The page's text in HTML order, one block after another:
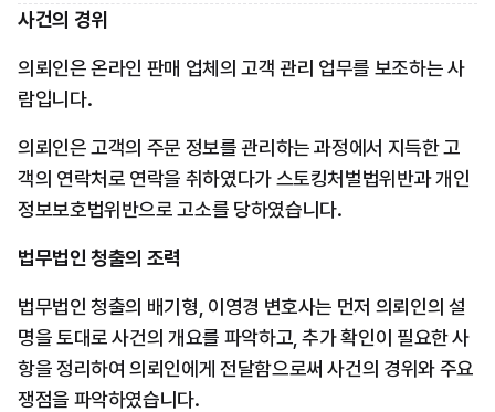
사건의 경위
의뢰인은 온라인 판매 업체의 고객 관리 업무를 보조하는 사
람입니다.
의뢰인은 고객의 주문 정보를 관리하는 과정에서 지득한 고
객의 연락처로 연락을 취하였다가 스토킹처벌법위반과 개인
정보보호법위반으로 고소를 당하였습니다.
법무법인 청출의 조력
법무법인 청출의 배기형, 이영경 변호사는 먼저 의뢰인의 설
명을 토대로 사건의 개요를 파악하고, 추가 확인이 필요한 사
항을 정리하여 의뢰인에게 전달함으로써 사건의 경위와 주요
쟁점을 파악하였습니다.